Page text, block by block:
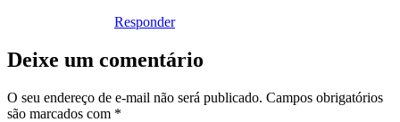
Responder
Deixe um comentário
O seu endereço de e-mail não será publicado. Campos obrigatórios
são marcados com *